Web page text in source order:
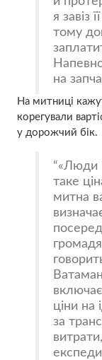
я завіз
тому
на
На митниці
корегували
у дорожчий бік.
«Люди
таке
митна
ціни на
за